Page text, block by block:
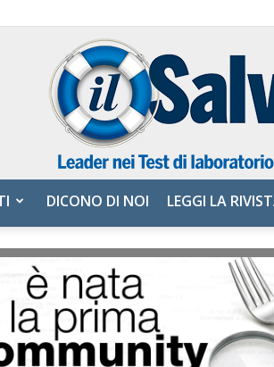
DICONO DI NOI LEGGI LA